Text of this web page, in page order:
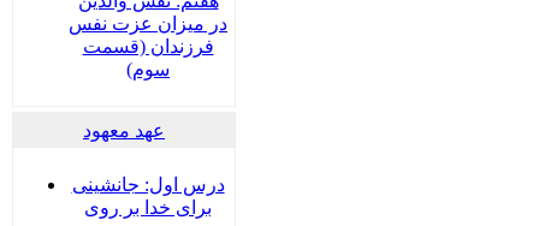
در میزان عزت نفس
فرزندان (قسمت
سوم)
عهد معهود
درس اول: جانشینی
برای خدا بر روی